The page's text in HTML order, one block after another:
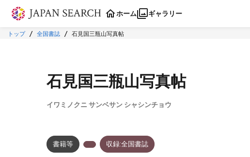
本文に飛ぶ
ホーム ギャラリー
トップ 全国書誌 石見国三瓶山写真帖
石見国三瓶山写真帖
イワミノクニ サンベサン シャシンチョウ
書籍等 収録:全国書誌